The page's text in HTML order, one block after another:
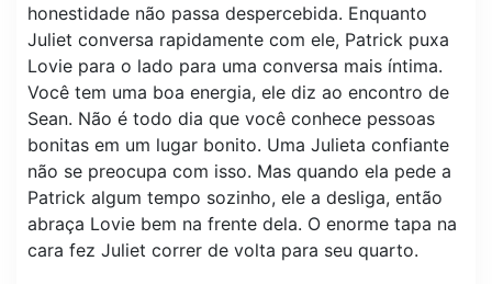
honestidade não passa despercebida. Enquanto
Juliet conversa rapidamente com ele, Patrick puxa
Lovie para o lado para uma conversa mais íntima.
Você tem uma boa energia, ele diz ao encontro de
Sean. Não é todo dia que você conhece pessoas
bonitas em um lugar bonito. Uma Julieta confiante
não se preocupa com isso. Mas quando ela pede a
Patrick algum tempo sozinho, ele a desliga, então
abraça Lovie bem na frente dela. O enorme tapa na
cara fez Juliet correr de volta para seu quarto.